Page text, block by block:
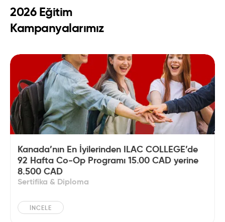
2026 Eğitim
Kampanyalarımız
Kanada’nın En İyilerinden ILAC COLLEGE’de
92 Hafta Co-Op Programı 15.00 CAD yerine
8.500 CAD
Sertifika & Diploma
İNCELE